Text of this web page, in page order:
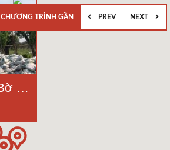
Bán lô đất đường nhánh Bờ Bao Xóm Hố, Tân Kiên, Bình Chánh, diện tích 50x20m
CHƯƠNG TRÌNH GẦN PREV NEXT